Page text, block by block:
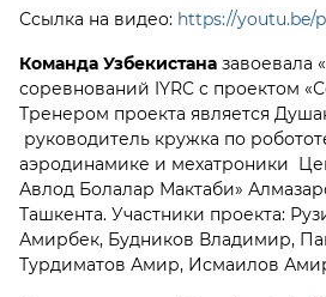
Ссылка на видео: https://youtu.be/
Команда Узбекистана завоевала
соревнований IYRC с проектом
Тренером проекта является
руководитель кружка по
аэродинамике и мехатроники
Авлод Болалар Мактаби»
Ташкента. Участники проекта:
Амирбек, Будников Владимир,
Турдиматов Амир, Исмаилов